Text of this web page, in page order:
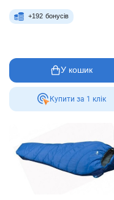
+192 бонусів
У кошик
Купити за 1 клiк